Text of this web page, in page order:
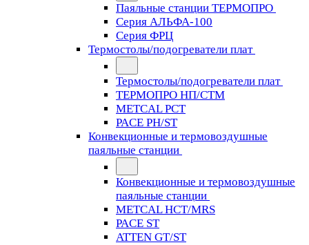
Паяльные станции ТЕРМОПРО
Серия АЛЬФА-100
Серия ФРЦ
Термостолы/подогреватели плат
Термостолы/подогреватели плат
ТЕРМОПРО НП/СТМ
METCAL PCT
PACE PH/ST
Конвекционные и термовоздушные
паяльные станции
Конвекционные и термовоздушные
паяльные станции
METCAL HCT/MRS
PACE ST
ATTEN GT/ST